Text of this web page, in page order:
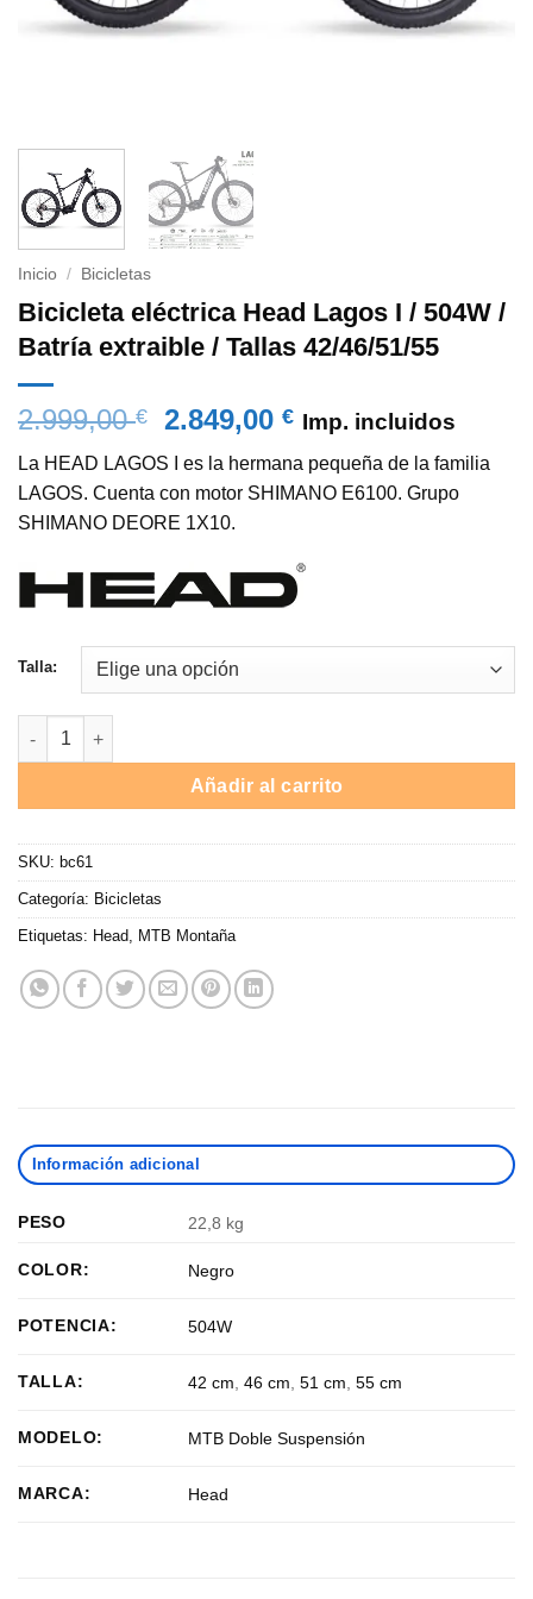
Inicio / Bicicletas
Bicicleta eléctrica Head Lagos I / 504W /
Batría extraible / Tallas 42/46/51/55
2.999,00€
El
original
era:
2.999,00 €.
2.849,00€El
actual
es:
Imp. incluidos
La HEAD LAGOS I es la hermana pequeña de la familia
LAGOS. Cuenta con motor SHIMANO E6100. Grupo
SHIMANO DEORE 1X10.
Talla:
Bicicleta eléctrica Head Lagos I / 504W / Batría extraible /
Añadir al carrito
SKU: bc61
Categoría: Bicicletas
Etiquetas: Head, MTB Montaña
Información adicional
PESO 22,8 kg
COLOR: Negro
POTENCIA: 504W
TALLA: 42 cm,46 cm,51 cm,55 cm
MODELO: MTB Doble Suspensión
MARCA: Head